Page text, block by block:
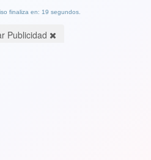
finaliza en: 19 segundos.
Publicidad